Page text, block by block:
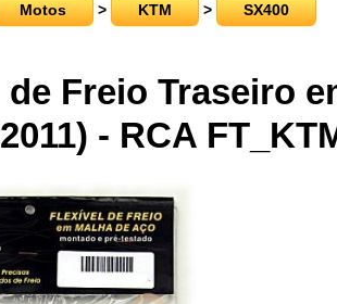
Motos > KTM > SX400
Freio Traseiro
- RCA